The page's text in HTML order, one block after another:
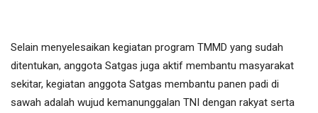
Selain menyelesaikan kegiatan program TMMD yang sudah
ditentukan, anggota Satgas juga aktif membantu masyarakat
sekitar, kegiatan anggota Satgas membantu panen padi di
sawah adalah wujud kemanunggalan TNI dengan rakyat serta